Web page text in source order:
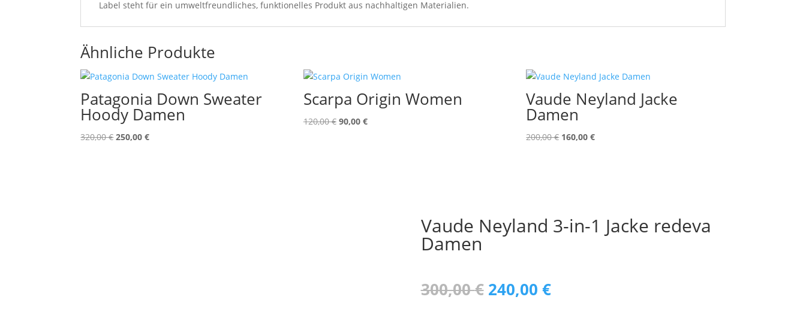
Label steht für ein umweltfreundliches, funktionelles Produkt aus nachhaltigen Materialien.
Ähnliche Produkte
Patagonia Down Sweater
Hoody Damen
320,00€Ursprünglicher
250,00€Aktueller
Scarpa Origin Women
120,00€ Ursprünglicher
90,00 €Aktueller
Vaude Neyland Jacke
Damen
200,00€ Ursprünglicher
160,00€Aktueller
Vaude Neyland 3-in-1 Jacke redeva
Damen
300,00€ Ursprünglicher
Preis
240,00 €Aktueller
Preis